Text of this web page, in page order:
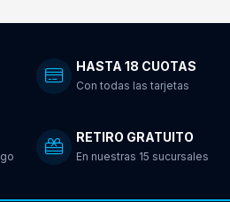
HASTA 18 CUOTAS
Con todas las tarjetas
RETIRO GRATUITO
En nuestras 15 sucursales